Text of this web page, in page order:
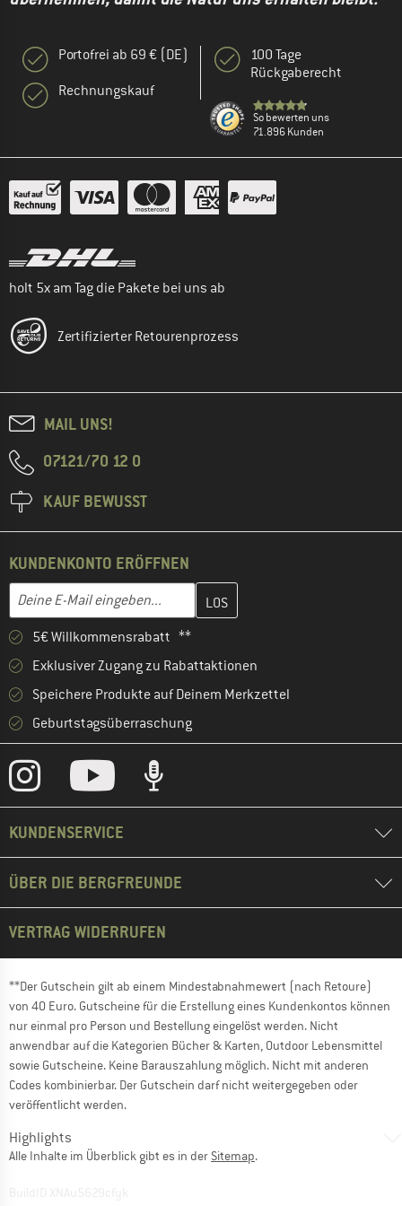
Portofrei ab 69 € (DE)
Rechnungskauf
100 Tage
Rückgaberecht
So bewerten uns
71.896 Kunden
holt 5x am Tag die Pakete bei uns ab
Zertifizierter Retourenprozess
MAIL UNS!
07121/70 12 0
KAUF BEWUSST
KUNDENKONTO ERÖFFNEN
E-Mail-Adresse
Gib hier deine E-Mail-Adresse ein und erstelle im nächsten
5€ Willkommensrabatt **
Exklusiver Zugang zu Rabattaktionen
Speichere Produkte auf Deinem Merkzettel
Geburtstagsüberraschung
KUNDENSERVICE
ÜBER DIE BERGFREUNDE
VERTRAG WIDERRUFEN
**Der Gutschein gilt ab einem Mindestabnahmewert (nach Retoure)
von 40 Euro. Gutscheine für die Erstellung eines Kundenkontos können
nur einmal pro Person und Bestellung eingelöst werden. Nicht
anwendbar auf die Kategorien Bücher & Karten, Outdoor Lebensmittel
sowie Gutscheine. Keine Barauszahlung möglich. Nicht mit anderen
Codes kombinierbar. Der Gutschein darf nicht weitergegeben oder
veröffentlicht werden.
Highlights
Alle Inhalte im Überblick gibt es in der Sitemap.